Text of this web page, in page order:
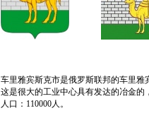
车里雅宾斯克市是俄罗斯联邦的车里雅
这是很大的工业中心具有发达的冶金的
人口：110000人。